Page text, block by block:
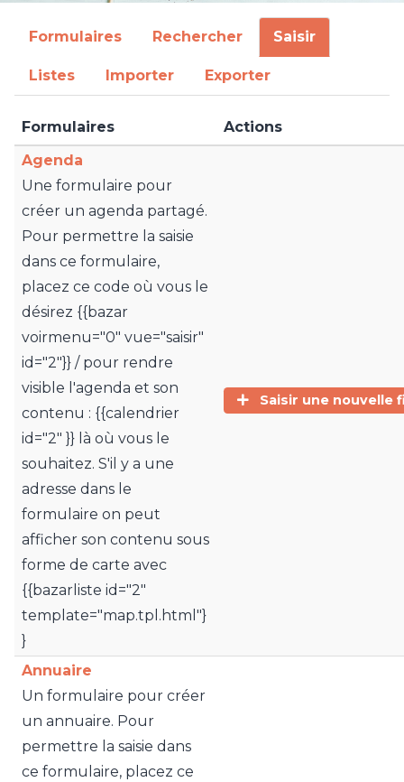
Formulaires Rechercher Saisir
Listes Importer Exporter
Formulaires
Actions
Agenda
Une formulaire pour
créer un agenda partagé.
Pour permettre la saisie
dans ce formulaire,
placez ce code où vous le
désirez {{bazar
voirmenu="0" vue="saisir"
id="2"}} / pour rendre
visible l'agenda et son
contenu : {{calendrier
id="2" }} là où vous le
souhaitez. S'il y a une
adresse dans le
formulaire on peut
afficher son contenu sous
forme de carte avec
{{bazarliste id="2"
template="map.tpl.html"}
}
Saisir une nouvelle
Annuaire
Un formulaire pour créer
un annuaire. Pour
permettre la saisie dans
ce formulaire, placez ce